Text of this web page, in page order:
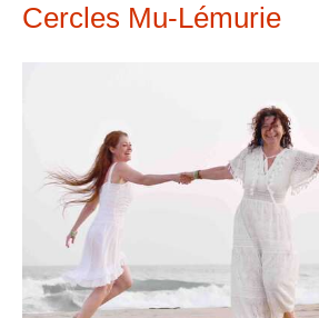
Cercles Mu-Lémurie